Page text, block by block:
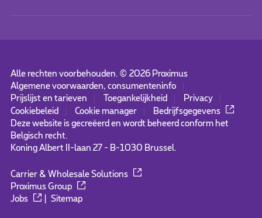
Alle rechten voorbehouden. © 2026Proximus
Algemene voorwaarden, consumenteninfo
Prijslijst en tarieven
Toegankelijkheid
Privacy
Cookiebeleid
Cookie manager
Bedrijfsgegevens
Deze website is gecreëerd en wordt beheerd conform het
Belgisch recht.
Koning Albert II-laan 27 - B-1030 Brussel.
Carrier & Wholesale Solutions
Proximus Group
Jobs
|Sitemap